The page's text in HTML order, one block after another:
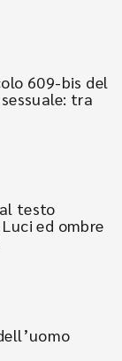
609-bis del
tra
testo
ed ombre